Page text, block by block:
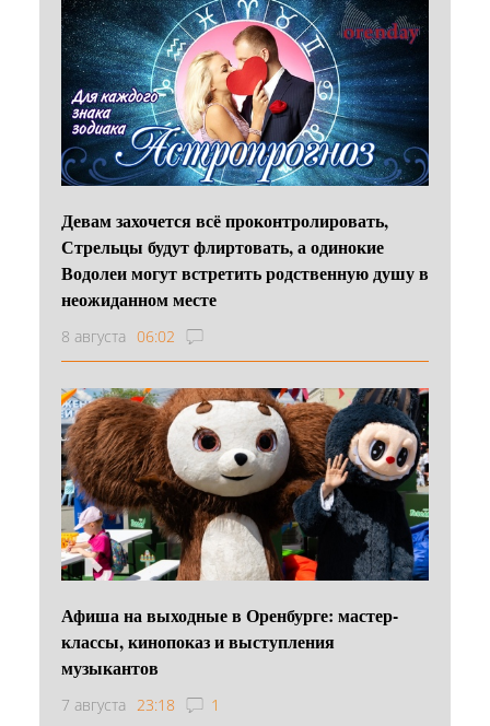
Девам захочется всё проконтролировать,
Стрельцы будут флиртовать, а одинокие
Водолеи могут встретить родственную душу в
неожиданном месте
8 августа 06:02
Афиша на выходные в Оренбурге: мастер-
классы, кинопоказ и выступления
музыкантов
7 августа 23:18 1